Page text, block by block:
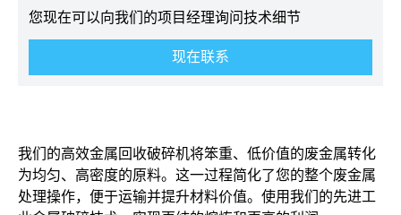
您现在可以向我们的项目经理询问技术细节
现在联系
我们的高效金属回收破碎机将笨重、低价值的废金属转化
为均匀、高密度的原料。这一过程简化了您的整个废金属
处理操作，便于运输并提升材料价值。使用我们的先进工